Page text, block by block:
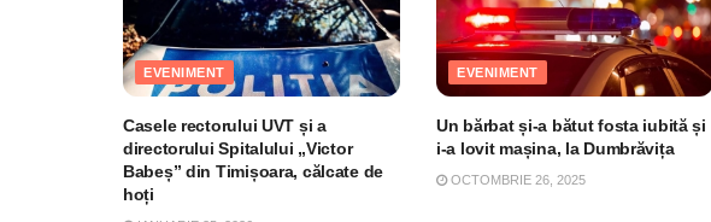
EVENIMENT
Casele rectorului UVT și a
directorului Spitalului „Victor
Babeș” din Timișoara, călcate de
hoți
EVENIMENT
Un bărbat și-a bătut fosta iubită și
i-a lovit mașina, la Dumbrăvița
OCTOMBRIE 26, 2025